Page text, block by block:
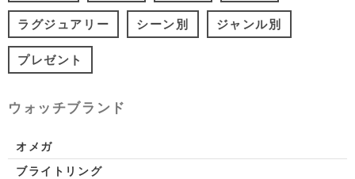
ラグジュアリー シーン別 ジャンル別
プレゼント
ウォッチブランド
オメガ
ブライトリング